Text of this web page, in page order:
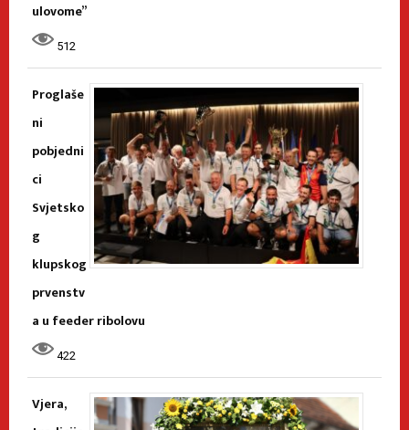
ulovome”
512
Proglaše
ni
pobjedni
ci
Svjetsko
g
klupskog
prvenstv
a u feeder ribolovu
422
Vjera,